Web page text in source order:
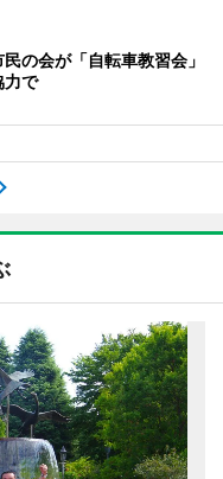
の会が「自転車教習会」
で